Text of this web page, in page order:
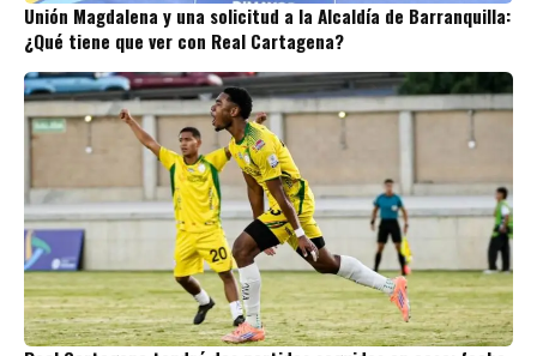
Unión Magdalena y una solicitud a la Alcaldía de Barranquilla:
¿Qué tiene que ver con Real Cartagena?